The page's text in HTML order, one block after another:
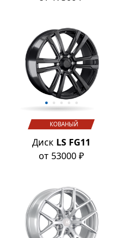
КОВАНЫЙ
Диск LS FG11
от 53000 ₽